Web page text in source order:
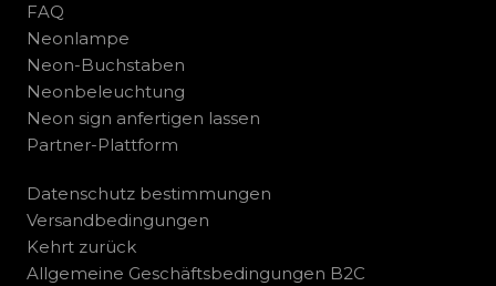
FAQ
Neonlampe
Neon-Buchstaben
Neonbeleuchtung
Neon sign anfertigen lassen
Partner-Plattform
Datenschutz bestimmungen
Versandbedingungen
Kehrt zurück
Allgemeine Geschäftsbedingungen B2C